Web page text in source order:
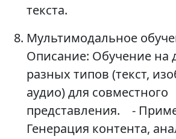
текста.
Мультимодальное
Описание: Обучение на
разных типов (текст,
аудио) для совместного
представления. -
Генерация контента,